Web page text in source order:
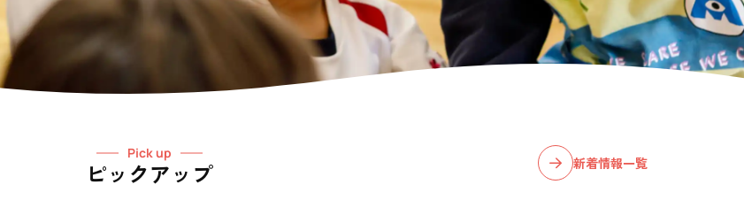
Pick up
ピックアップ 新着情報一覧